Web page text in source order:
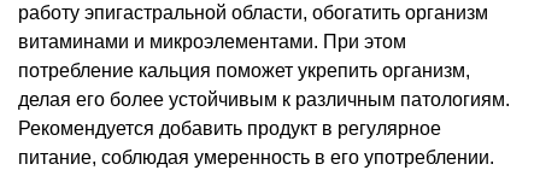
работу эпигастральной области, обогатить организм
витаминами и микроэлементами. При этом
потребление кальция поможет укрепить организм,
делая его более устойчивым к различным патологиям.
Рекомендуется добавить продукт в регулярное
питание, соблюдая умеренность в его употреблении.